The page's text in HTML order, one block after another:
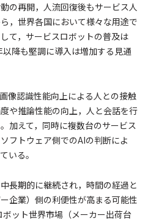
の再開，人流回復後もサービス人
，世界各国において様々な用途で
て，サービスロボットの普及は
降も堅調に導入は増加する見通
像認識性能向上による人との接触
や推論性能の向上，人と会話を行
加えて，同時に複数台のサービス
フトウェア側でのAIの判断によ
いる。
長期的に継続され，時間の経過と
企業）側の利便性が高まる可能性
ット世界市場（メーカー出荷台